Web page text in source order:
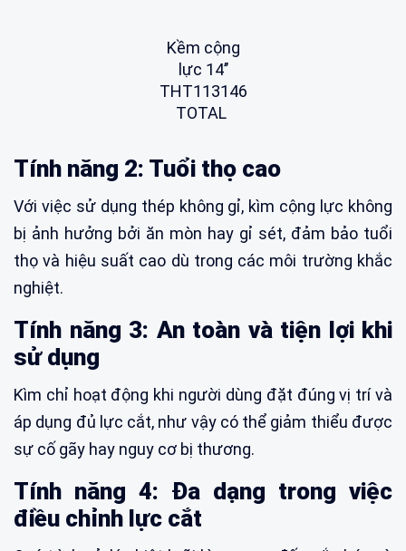
Kềm cộng
lực 14’’
THT113146
TOTAL
Tính năng 2: Tuổi thọ cao
Với việc sử dụng thép không gỉ, kìm cộng lực không
bị ảnh hưởng bởi ăn mòn hay gỉ sét, đảm bảo tuổi
thọ và hiệu suất cao dù trong các môi trường khắc
nghiệt.
Tính năng 3: An toàn và tiện lợi khi
sử dụng
Kìm chỉ hoạt động khi người dùng đặt đúng vị trí và
áp dụng đủ lực cắt, như vậy có thể giảm thiểu được
sự cố gãy hay nguy cơ bị thương.
Tính năng 4: Đa dạng trong việc
điều chỉnh lực cắt